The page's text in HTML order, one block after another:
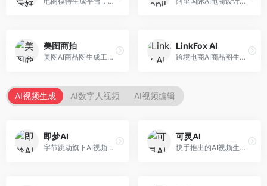
美图商拍
美图AI商品图生成工具，整合美图生态。面向电商卖家，提供商品图美化、模特替换、场景生成等服务，移动端操作便捷。
LinkFox AI
跨境电商AI商品图生成工具。面向跨境电商卖家，支持多语言商品图生成、模特替换、场景优化等服务，适配海外电商平台需求。
AI视频生成 AI数字人视频 AI视频编辑
即梦AI
字节跳动旗下AI视频创作平台，支持多模态内容生成。面向内容创作者和营销人员，提供文生视频、图生视频、智能剪辑等功能，中文理解能力强，创作效率高。
可灵AI
快手推出的AI视频生成平台，支持文生视频和图生视频，可生成长达2分钟的高质量视频内容。面向短视频创作者和营销人员，操作简便，生成效果逼真，适合商业推广和创意表达。